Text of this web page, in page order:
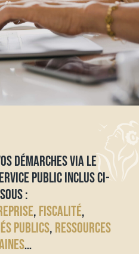
DÉMARCHES VIA LE
PUBLIC INCLUS CI-
:
, FISCALITÉ,
PUBLICS, RESSOURCES
…